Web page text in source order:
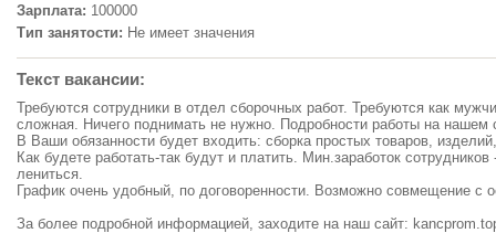
Зарплата: 100000
Тип занятости: Не имеет значения
Текст вакансии:
Требуются сотрудники в отдел сборочных работ. Требуются как
сложная. Ничего поднимать не нужно. Подробности работы на нашем
В Ваши обязанности будет входить: сборка простых товаров,
Как будете работать-так будут и платить. Мин.заработок
лениться.
График очень удобный, по договоренности. Возможно совмещение с
За более подробной информацией, заходите на наш сайт: